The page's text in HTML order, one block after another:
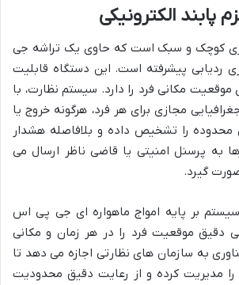
پابند الکترونیکی
کوچک و سبک است که حاوی یک تراشه جی
ردیابی پیشرفته است. این دستگاه قابلیت
مکانی فرد را دارد. سیستم نظارت، با
مجازی برای هر فرد، هرگونه خروج یا
محدوده را تشخیص داده و بلافاصله هشدار
به پرسنل امنیتی یا قاضی ناظر ارسال می
گیرد.
سیستم بر پایه امواج ماهواره ای جی پی اس
دقیق موقعیت فرد را در هر زمان و مکانی
به سازمان های نظارتی اجازه می دهد تا
را مدیریت کرده و از رعایت دقیق محدودیت